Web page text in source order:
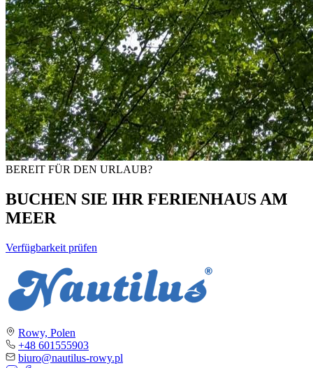
BEREIT FÜR DEN URLAUB?
BUCHEN SIE IHR FERIENHAUS AM
MEER
Verfügbarkeit prüfen
Rowy, Polen
+48 601555903
biuro@nautilus-rowy.pl